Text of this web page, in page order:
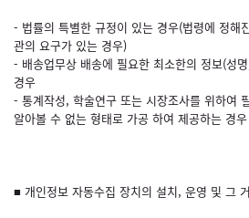
- 법률의 특별한 규정이 있는 경우(법령에 정해
관의 요구가 있는 경우)
- 배송업무상 배송에 필요한 최소한의 정보(성
경우
- 통계작성, 학술연구 또는 시장조사를 위하여
알아볼 수 없는 형태로 가공 하여 제공하는 경우
■ 개인정보 자동수집 장치의 설치, 운영 및 그